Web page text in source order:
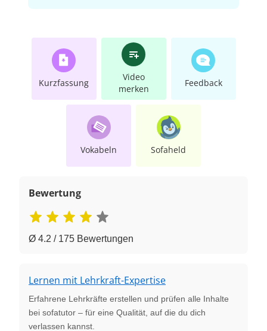
Kurzfassung
Video
merken
Feedback
Vokabeln Sofaheld
Bewertung
Ø 4.2 / 175 Bewertungen
Lernen mit Lehrkraft-Expertise
Erfahrene Lehrkräfte erstellen und prüfen alle Inhalte
bei sofatutor – für eine Qualität, auf die du dich
verlassen kannst.